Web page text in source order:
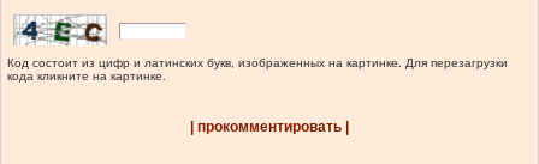
Код состоит из цифр и латинских букв, изображенных на картинке. Для перезагрузки
кода кликните на картинке.
| прокомментировать |